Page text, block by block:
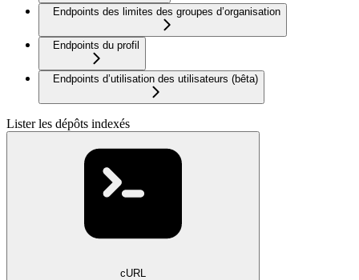
Endpoints des limites des groupes d’organisation
Endpoints du profil
Endpoints d’utilisation des utilisateurs (bêta)
Lister les dépôts indexés
cURL